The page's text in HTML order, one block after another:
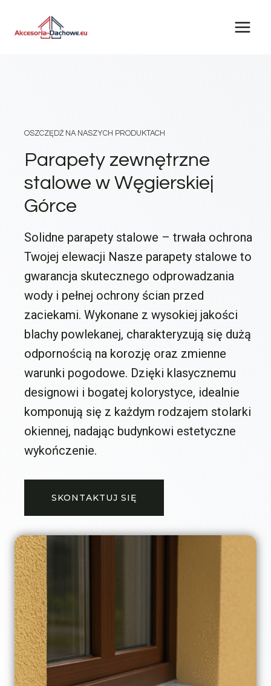
OSZCZĘDŹ NA NASZYCH PRODUKTACH
Parapety zewnętrzne
stalowe w Węgierskiej
Górce
Solidne parapety stalowe – trwała ochrona
Twojej elewacji Nasze parapety stalowe to
gwarancja skutecznego odprowadzania
wody i pełnej ochrony ścian przed
zaciekami. Wykonane z wysokiej jakości
blachy powlekanej, charakteryzują się dużą
odpornością na korozję oraz zmienne
warunki pogodowe. Dzięki klasycznemu
designowi i bogatej kolorystyce, idealnie
komponują się z każdym rodzajem stolarki
okiennej, nadając budynkowi estetyczne
wykończenie.
SKONTAKTUJ SIĘ